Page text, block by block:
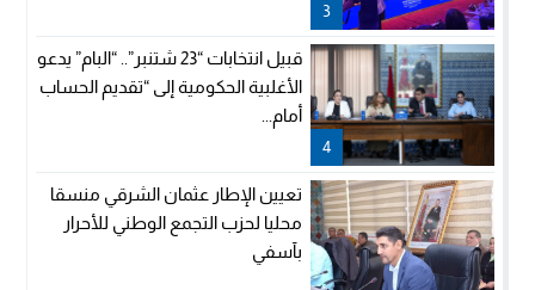
3
4
قبيل انتخابات “23 شتنبر”.. “البام” يدعو
الأغلبية الحكومية إلى “تقديم الحساب
أمام...
تعيين الإطار عثمان الشرقي منسقا
محليا لحزب التجمع الوطني للأحرار
بآسفي